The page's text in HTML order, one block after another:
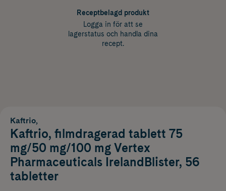
Receptbelagd produkt
Logga in för att se
lagerstatus och handla dina
recept.
Kaftrio,
Kaftrio, filmdragerad tablett 75
mg/50 mg/100 mg Vertex
Pharmaceuticals IrelandBlister, 56
tabletter